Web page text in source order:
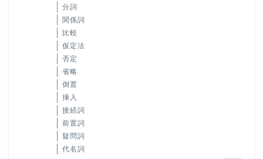
分詞
関係詞
比較
仮定法
否定
省略
倒置
挿入
接続詞
前置詞
疑問詞
代名詞